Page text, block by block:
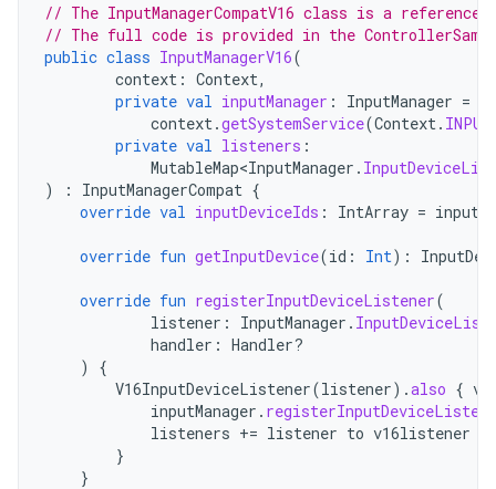
// The InputManagerCompatV16 class is a reference
// The full code is provided in the
public class InputManagerV16(
context : Context,
private val inputManager : InputManager =
context.getSystemService(Context.
private val listeners :
MutableMap<InputManager .
)
: InputManagerCompat {
override val inputDeviceIds : IntArray =
override fun getInputDevice(id : Int):
override fun registerInputDeviceListener(
listener : InputManager .
handler : Handler?
)
{
V16InputDeviceListener(listener).also {
inputManager .
listeners += listener to v16listener
}
}